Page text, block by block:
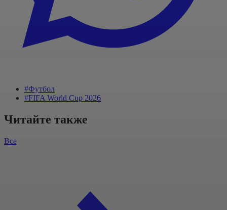
#Футбол
#FIFA World Cup 2026
Читайте также
Все